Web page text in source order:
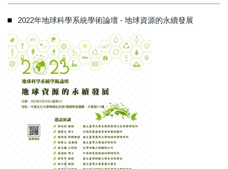
2022年地球科學系統學術論壇 - 地球資源的永續發展